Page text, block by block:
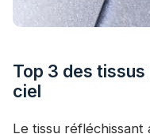
Top 3 des
ciel
Le tissu